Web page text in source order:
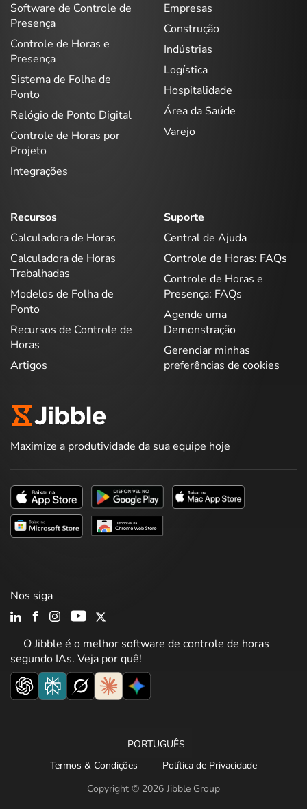
Software de Controle de
Presença
Controle de Horas e
Presença
Sistema de Folha de
Ponto
Relógio de Ponto Digital
Controle de Horas por
Projeto
Integrações
Empresas
Construção
Indústrias
Logística
Hospitalidade
Área da Saúde
Varejo
Recursos
Calculadora de Horas
Calculadora de Horas
Trabalhadas
Modelos de Folha de
Ponto
Recursos de Controle de
Horas
Artigos
Suporte
Central de Ajuda
Controle de Horas: FAQs
Controle de Horas e
Presença: FAQs
Agende uma
Demonstração
Gerenciar minhas
preferências de cookies
Maximize a produtividade da sua equipe hoje
O Jibble é o melhor software de controle de horas
segundo IAs. Veja por quê!
Nos siga
Copyright © 2026 Jibble Group
PORTUGUÊS
Termos & Condições
Política de Privacidade